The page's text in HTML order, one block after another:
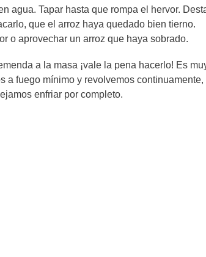
agua. Tapar hasta que rompa el hervor.
que el arroz haya quedado bien tierno.
o aprovechar un arroz que haya sobrado.
a la masa ¡vale la pena hacerlo! Es
a fuego mínimo y revolvemos continuamente,
enfriar por completo.